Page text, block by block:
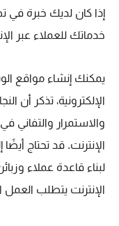
إذا كان لديك خبرة في
خدماتك للعملاء عبر
يمكنك إنشاء مواقع
الإلكترونية، تذكر أن
والاستمرار والتفاني
الإنترنت. قد تحتاج
لبناء قاعدة عملاء
الإنترنت يتطلب العمل